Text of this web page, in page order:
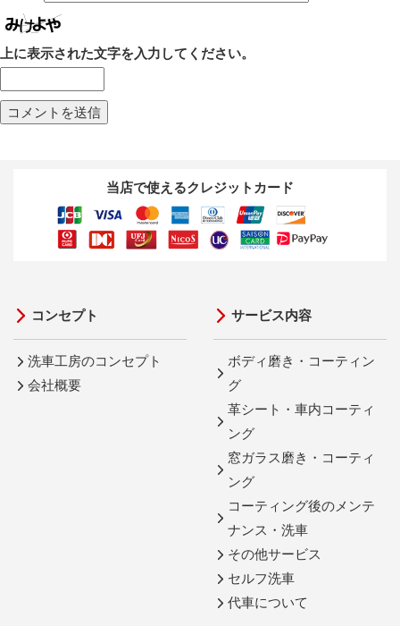
上に表示された文字を入力してください。
当店で使えるクレジットカード
コンセプト
洗車工房のコンセプト
会社概要
サービス内容
ボディ磨き・コーティン
グ
革シート・車内コーティ
ング
窓ガラス磨き・コーティ
ング
コーティング後のメンテ
ナンス・洗車
その他サービス
セルフ洗車
代車について